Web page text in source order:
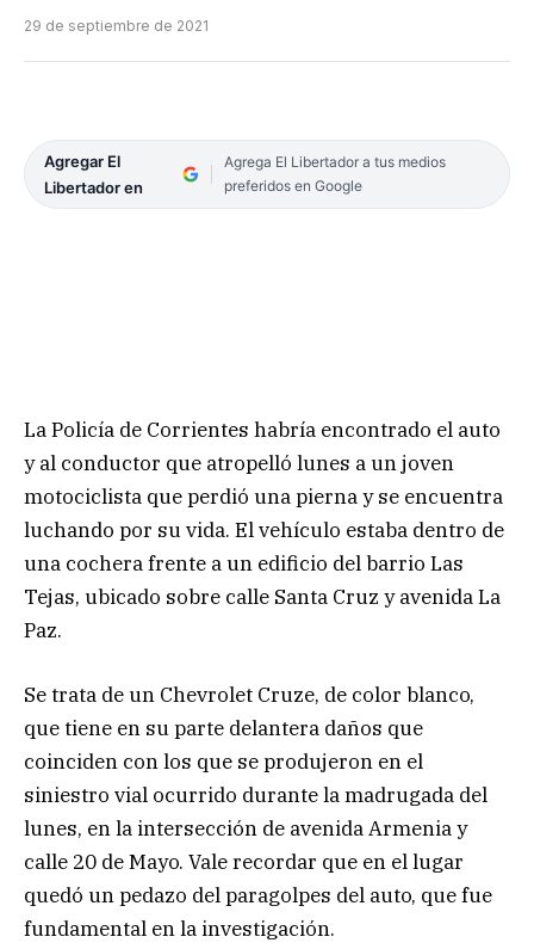
29 de septiembre de 2021
Agregar El
Libertador en
Agrega El Libertador a tus medios
preferidos en Google
La Policía de Corrientes habría encontrado el auto
y al conductor que atropelló lunes a un joven
motociclista que perdió una pierna y se encuentra
luchando por su vida. El vehículo estaba dentro de
una cochera frente a un edificio del barrio Las
Tejas, ubicado sobre calle Santa Cruz y avenida La
Paz.
Se trata de un Chevrolet Cruze, de color blanco,
que tiene en su parte delantera daños que
coinciden con los que se produjeron en el
siniestro vial ocurrido durante la madrugada del
lunes, en la intersección de avenida Armenia y
calle 20 de Mayo. Vale recordar que en el lugar
quedó un pedazo del paragolpes del auto, que fue
fundamental en la investigación.